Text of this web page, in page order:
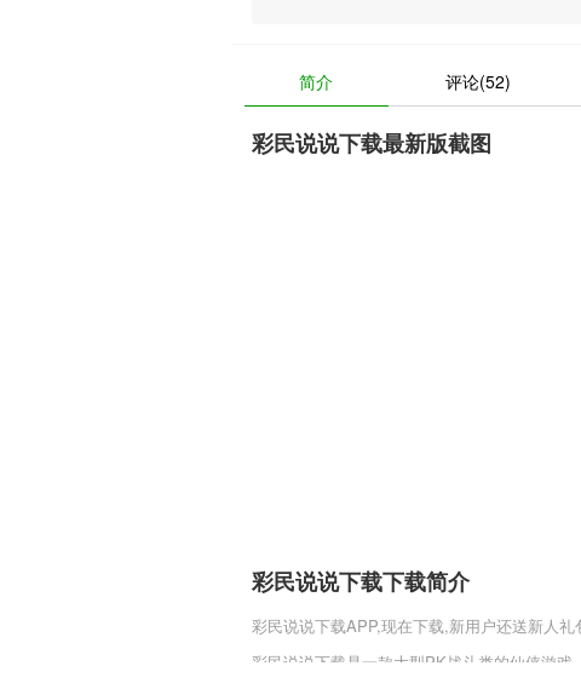
简介 评论(52)
彩民说说下载最新版截图
彩民说说下载下载简介
彩民说说下载APP,现在下载,新用户还送新人礼
彩民说说下载是一款大型PK战斗类的仙侠游